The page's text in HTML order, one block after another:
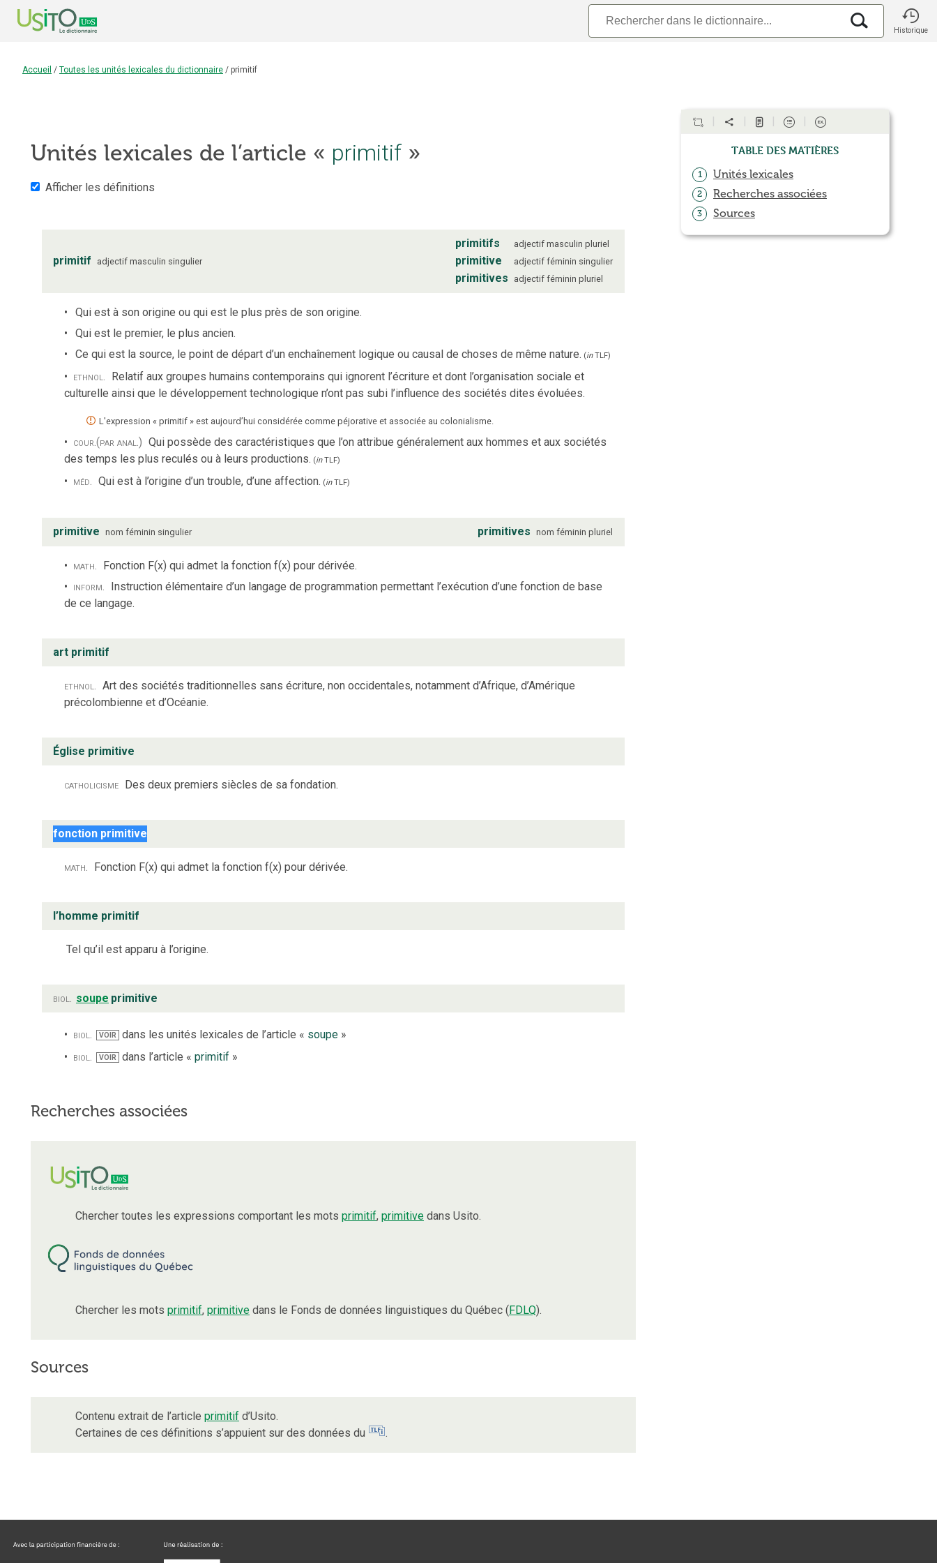
Historique
Accueil / Toutes les unités lexicales du dictionnaire / primitif
Unités lexicales de l’article « primitif »
Afficher les définitions
primitif adjectif masculin singulier
primitifs adjectif masculin pluriel
primitive adjectif féminin singulier
primitives adjectif féminin pluriel
Qui est à son origine ou qui est le plus près de son origine.
Qui est le premier, le plus ancien.
Ce qui est la source, le point de départ d’un enchaînement logique ou causal de choses de même nature. (inTLF)
ethnol. Relatif aux groupes humains contemporains qui ignorent l’écriture et dont l’organisation sociale et
culturelle ainsi que le développement technologique n’ont pas subi l’influence des sociétés dites évoluées.
L'expression « primitif » est aujourd’hui considérée comme péjorative et associée au colonialisme.
cour.(par anal.) Qui possède des caractéristiques que l’on attribue généralement aux hommes et aux sociétés
des temps les plus reculés ou à leurs productions. (inTLF)
méd. Qui est à l’origine d’un trouble, d’une affection. (inTLF)
primitive nom féminin singulier primitives nom féminin pluriel
math. Fonction F(x) qui admet la fonction f(x) pour dérivée.
inform. Instruction élémentaire d’un langage de programmation permettant l’exécution d’une fonction de base
de ce langage.
art primitif
ethnol. Art des sociétés traditionnelles sans écriture, non occidentales, notamment d’Afrique, d’Amérique
précolombienne et d’Océanie.
Église primitive
catholicisme Des deux premiers siècles de sa fondation.
fonction primitive
math. Fonction F(x) qui admet la fonction f(x) pour dérivée.
l’homme primitif
Tel qu’il est apparu à l’origine.
biol. soupe primitive
biol. VOIR dans les unités lexicales de l’article « soupe»
biol.
VOIR dans l’article « primitif»
Recherches associées
Chercher toutes les expressions comportant les mots primitif, primitive dans Usito.
Chercher les mots primitif, primitive dans le Fonds de données linguistiques du Québec (FDLQ).
Sources
Contenu extrait de l’article primitif d’Usito.
Certaines de ces définitions s’appuient sur des données du
.
Table des matières
1 Unités lexicales
2 Recherches associées
3 Sources